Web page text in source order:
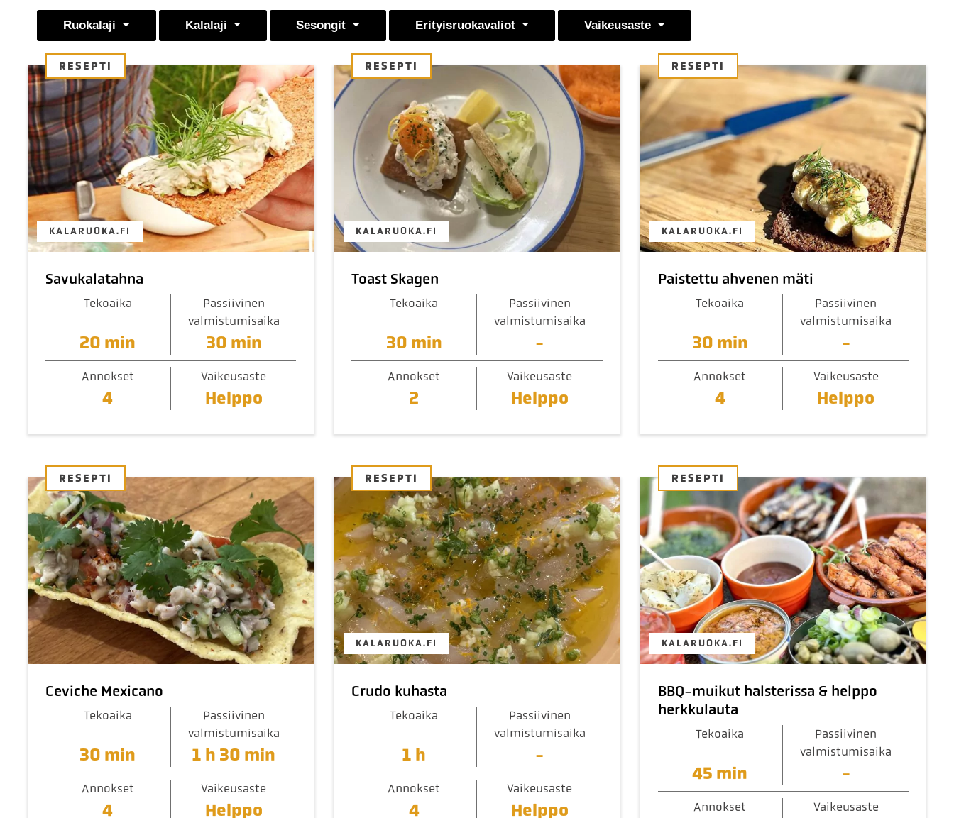
Ruokalaji Kalalaji Sesongit Erityisruokavaliot Vaikeusaste
RESEPTI
KALARUOKA.FI
Savukalatahna
Tekoaika
20 min
Passiivinen
valmistumisaika
30 min
Annokset
4
Vaikeusaste
Helppo
RESEPTI
KALARUOKA.FI
Toast Skagen
Tekoaika
30 min
Passiivinen
valmistumisaika
-
Annokset
2
Vaikeusaste
Helppo
RESEPTI
KALARUOKA.FI
Paistettu ahvenen mäti
Tekoaika
30 min
Passiivinen
valmistumisaika
-
Annokset
4
Vaikeusaste
Helppo
RESEPTI
Ceviche Mexicano
Tekoaika
30 min
Passiivinen
valmistumisaika
1 h 30 min
Annokset
4
Vaikeusaste
Helppo
RESEPTI
KALARUOKA.FI
Crudo kuhasta
Tekoaika
1 h
Passiivinen
valmistumisaika
-
Annokset
4
Vaikeusaste
Helppo
RESEPTI
KALARUOKA.FI
BBQ-muikut halsterissa & helppo
herkkulauta
Tekoaika
45 min
Passiivinen
valmistumisaika
-
Annokset Vaikeusaste